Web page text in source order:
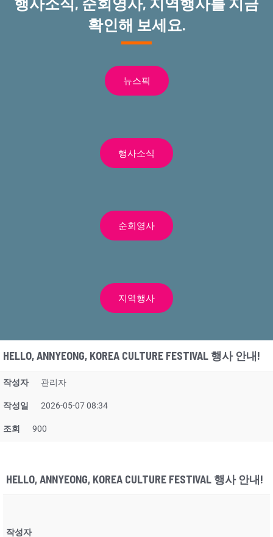
확인해 보세요.
뉴스픽
행사소식
순회영사
지역행사
HELLO, ANNYEONG, KOREA CULTURE FESTIVAL 행사 안내!
작성자 관리자
작성일 2026-05-07 08:34
조회 900
HELLO, ANNYEONG, KOREA CULTURE FESTIVAL 행사 안내!
작성자